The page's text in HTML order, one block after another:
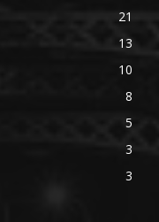
21
13
10
8
5
3
3